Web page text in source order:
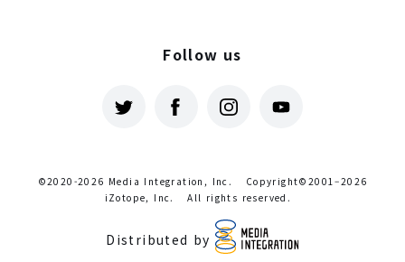
Follow us
©2020-2026 Media Integration, Inc.
Copyright©2001–2026
iZotope, Inc.
All rights reserved.
Distributed by